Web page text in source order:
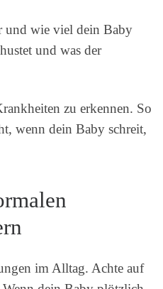
und wie viel dein Baby
und was der
zu erkennen. So
wenn dein Baby schreit,
im Alltag. Achte auf